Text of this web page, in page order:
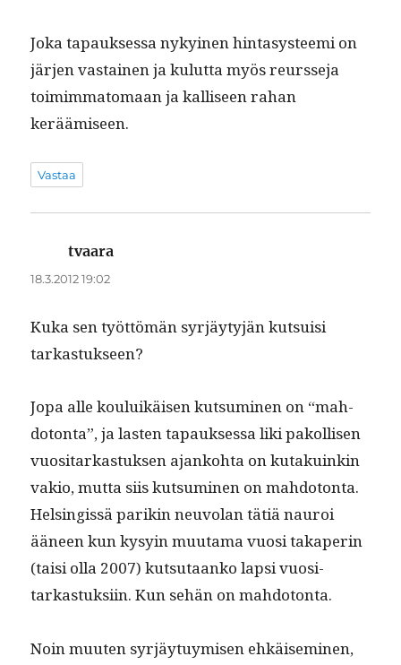
Joka tapauk­ses­sa nykyi­nen hin­ta­sys­tee­mi on
jär­jen vas­tainen ja kulut­ta myös reursse­ja
toim­im­matomaan ja kalliseen rahan
keräämiseen.
Vastaa
tvaara
18.3.2012 19:02
Kuka sen työt­tömän syr­jäy­tyjän kut­su­isi
tarkastukseen?
Jopa alle kouluikäisen kut­sum­i­nen on “mah­
do­ton­ta”, ja las­ten tapauk­ses­sa liki pakol­lisen
vuosi­tarkas­tuk­sen ajanko­h­ta on kutakuinkin
vakio, mut­ta siis kut­sum­i­nen on mah­do­ton­ta.
Helsingis­sä parikin neu­volan tätiä nau­roi
ääneen kun kysyin muu­ta­ma vuosi takaperin
(taisi olla 2007) kut­su­taanko lap­si vuosi­
tarkas­tuk­si­in. Kun sehän on mahdotonta.
Noin muuten syr­jäy­tuymisen ehkäisem­i­nen,